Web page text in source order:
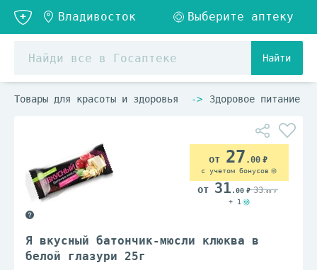
Найти
Товары для красоты и здоровья Здоровое питание
Я вкусный батончик-мюсли клюква в
белой глазури 25г
27 .00
с учетом бонусов
31 .00 33.00
+ 1